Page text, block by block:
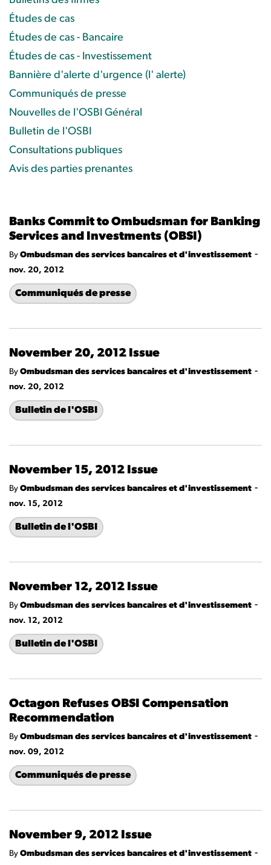
Banks Commit to Ombudsman for Banking
Services and Investments (OBSI)
By Ombudsman des services bancaires et d'investissement -
nov. 20, 2012
Communiqués de presse
November 20, 2012 Issue
By Ombudsman des services bancaires et d'investissement -
nov. 20, 2012
Bulletin de l'OSBI
November 15, 2012 Issue
By Ombudsman des services bancaires et d'investissement -
nov. 15, 2012
Bulletin de l'OSBI
November 12, 2012 Issue
By Ombudsman des services bancaires et d'investissement -
nov. 12, 2012
Bulletin de l'OSBI
Octagon Refuses OBSI Compensation
Recommendation
By Ombudsman des services bancaires et d'investissement -
nov. 09, 2012
Communiqués de presse
November 9, 2012 Issue
By Ombudsman des services bancaires et d'investissement -
Études de cas
Études de cas - Bancaire
Études de cas - Investissement
Bannière d'alerte d'urgence (l' alerte)
Communiqués de presse
Nouvelles de l'OSBI Général
Bulletin de l'OSBI
Consultations publiques
Avis des parties prenantes